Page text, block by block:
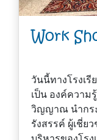
Work
วันนี้ทางโรงเรี
เป็น องค์ความ
วิญญาณ นำกร
รังสรรค์ ผู้เชี่ย